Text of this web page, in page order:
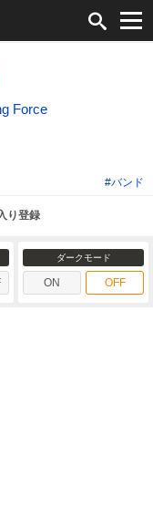
Force
#バンド
り登録
ダークモード
ON OFF